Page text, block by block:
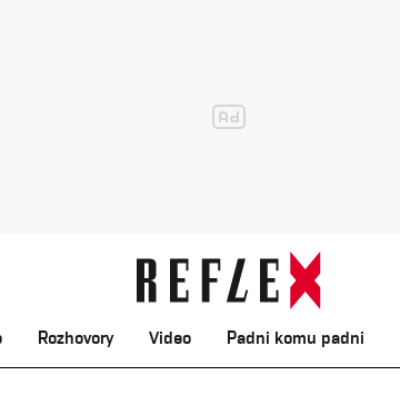
Rozhovory Video Padni komu padni